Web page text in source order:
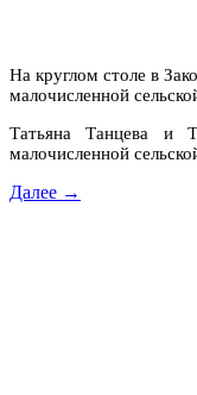
На круглом столе в
малочисленной
Татьяна Танцева и
малочисленной
Далее →